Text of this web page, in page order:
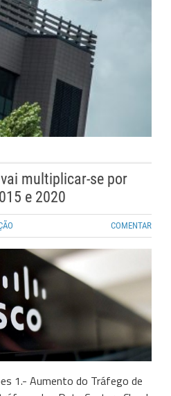
multiplicar-se por
e 2020
COMENTAR
1.- Aumento do Tráfego de